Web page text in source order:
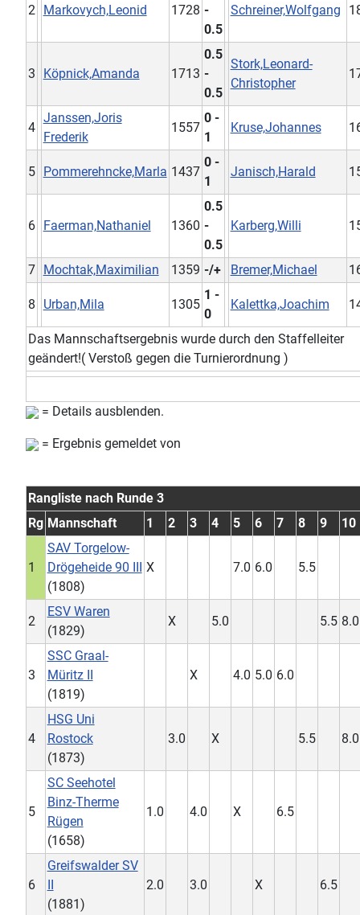
2 Markovych,Leonid 1728 -
0.5
Schreiner,Wolfgang
3 Köpnick,Amanda 1713
0.5
-
0.5
Stork,Leonard-
Christopher
4
Janssen,Joris
Frederik
1557
0 -
1
Kruse,Johannes
5 Pommerehncke,Marla 1437
0 -
1
Janisch,Harald
6 Faerman,Nathaniel 1360
0.5
-
0.5
Karberg,Willi
7 Mochtak,Maximilian 1359 -/+ Bremer,Michael
8 Urban,Mila 1305
1 -
0
Kalettka,Joachim
Das Mannschaftsergebnis wurde durch den Staffelleiter
geändert!( Verstoß gegen die Turnierordnung )
= Details ausblenden.
= Ergebnis gemeldet von
Rangliste nach Runde 3
Rg Mannschaft 1 2 3 4 5 6 7 8 9 10
1
SAV Torgelow-
Drögeheide 90 III
(1808)
X 7.0 6.0 5.5
2
ESV Waren
(1829)
X 5.0 5.5 8.0
3
SSC Graal-
Müritz II
(1819)
X 4.0 5.0 6.0
4
HSG Uni
Rostock
(1873)
3.0 X 5.5 8.0
5
SC Seehotel
Binz-Therme
Rügen
(1658)
1.0 4.0 X 6.5
6
Greifswalder SV
(1881)
2.0 3.0 X 6.5